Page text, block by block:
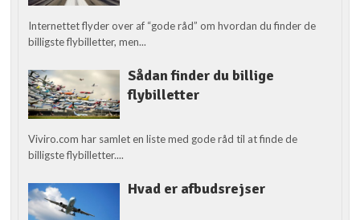
Internettet flyder over af “gode råd” om hvordan du finder de
billigste flybilletter, men...
Sådan finder du billige
flybilletter
Viviro.com har samlet en liste med gode råd til at finde de
billigste flybilletter....
Hvad er afbudsrejser